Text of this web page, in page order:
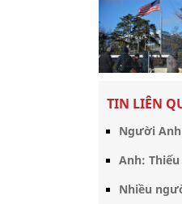
TIN LIÊN
Người
Anh:
Nhiều